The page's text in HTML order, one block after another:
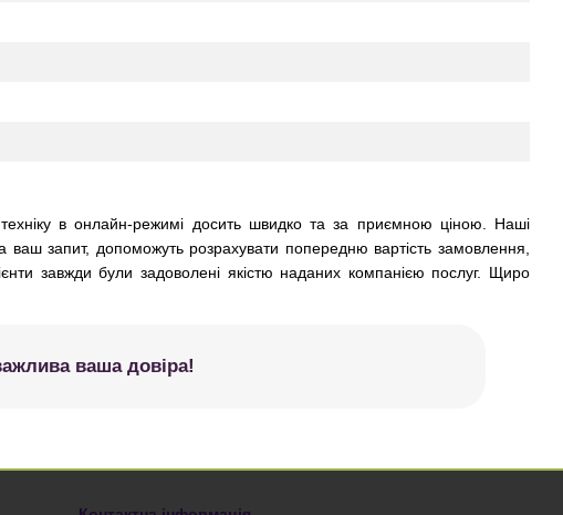
в онлайн-режимі досить швидко та за приємною ціною. Наші
ваш запит, допоможуть розрахувати попередню вартість замовлення,
завжди були задоволені якістю наданих компанією послуг. Щиро
ваша довіра!